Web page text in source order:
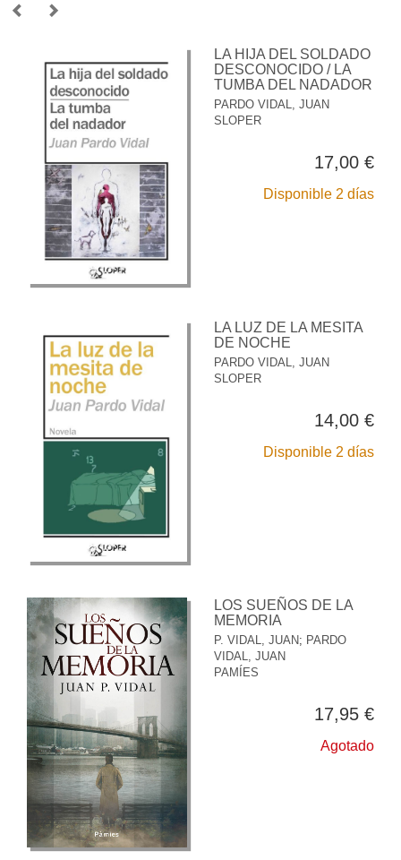
LA HIJA DEL SOLDADO
DESCONOCIDO / LA
TUMBA DEL NADADOR
PARDO VIDAL, JUAN
SLOPER
17,00 €
Disponible 2 días
LA LUZ DE LA MESITA
DE NOCHE
PARDO VIDAL, JUAN
SLOPER
14,00 €
Disponible 2 días
LOS SUEÑOS DE LA
MEMORIA
P. VIDAL, JUAN; PARDO
VIDAL, JUAN
PAMÍES
17,95 €
Agotado